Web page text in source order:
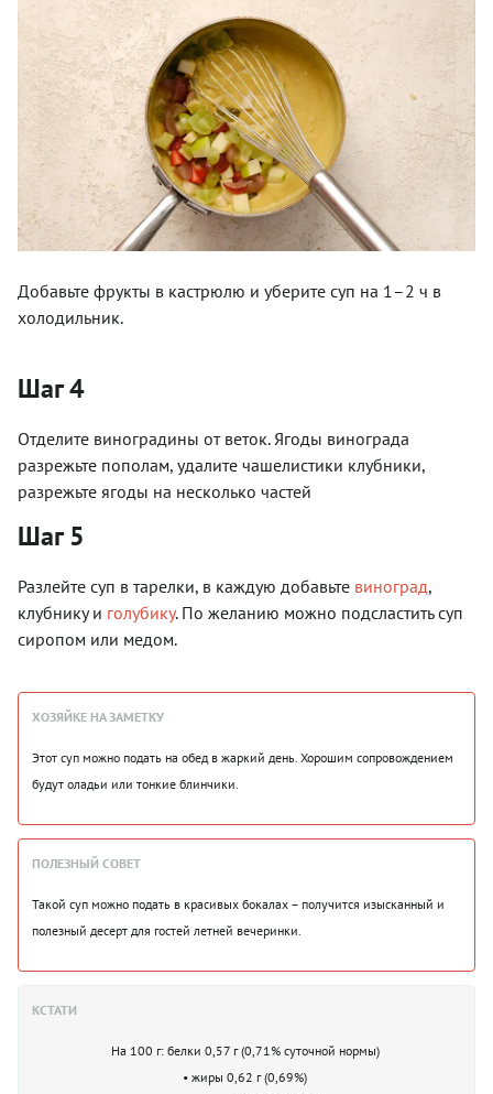
Добавьте фрукты в кастрюлю и уберите суп на 1–2 ч в
холодильник.
Шаг 4
Отделите виноградины от веток. Ягоды винограда
разрежьте пополам, удалите чашелистики клубники,
разрежьте ягоды на несколько частей
Шаг 5
Разлейте суп в тарелки, в каждую добавьте виноград,
клубнику и голубику. По желанию можно подсластить суп
сиропом или медом.
ХОЗЯЙКЕ НА ЗАМЕТКУ
Этот суп можно подать на обед в жаркий день. Хорошим сопровождением
будут оладьи или тонкие блинчики.
ПОЛЕЗНЫЙ СОВЕТ
Такой суп можно подать в красивых бокалах – получится изысканный и
полезный десерт для гостей летней вечеринки.
КСТАТИ
На 100 г: белки 0,57 г (0,71% суточной нормы)
• жиры 0,62 г (0,69%)